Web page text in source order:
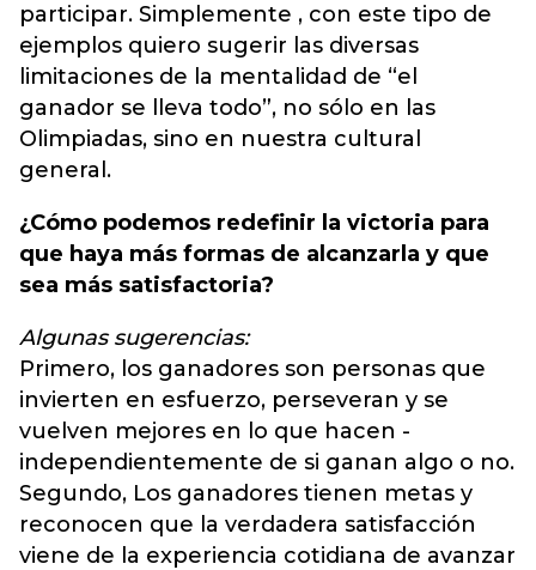
participar. Simplemente , con este tipo de
ejemplos quiero sugerir las diversas
limitaciones de la mentalidad de “el
ganador se lleva todo”, no sólo en las
Olimpiadas, sino en nuestra cultural
general.
¿Cómo podemos redefinir la victoria para
que haya más formas de alcanzarla y que
sea más satisfactoria?
Algunas sugerencias:
Primero, los ganadores son personas que
invierten en esfuerzo, perseveran y se
vuelven mejores en lo que hacen -
independientemente de si ganan algo o no.
Segundo, Los ganadores tienen metas y
reconocen que la verdadera satisfacción
viene de la experiencia cotidiana de avanzar